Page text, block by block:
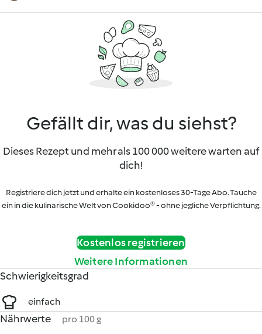
Gefällt dir, was du siehst?
Dieses Rezept und mehr als 100 000 weitere warten auf
dich!
Registriere dich jetzt und erhalte ein kostenloses 30-Tage Abo. Tauche
ein in die kulinarische Welt von Cookidoo® - ohne jegliche Verpflichtung.
Kostenlos registrieren
Weitere Informationen
Schwierigkeitsgrad
einfach
Nährwerte pro 100 g